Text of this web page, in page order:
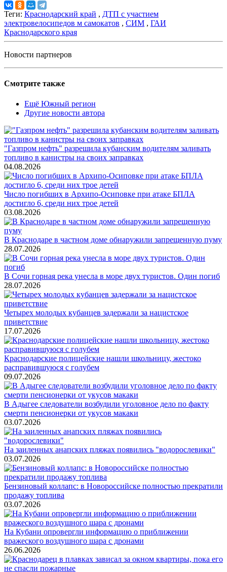
Теги: Краснодарский край , ДТП с участием
электровелосипедов м самокатов , СИМ , ГАИ
Краснодарского края
Новости партнеров
Смотрите также
Ещё Южный регион
Другие новости автора
"Газпром нефть" разрешила кубанским водителям заливать
топливо в канистры на своих заправках
04.08.2026
Число погибших в Архипо-Осиповке при атаке БПЛА
достигло 6, среди них трое детей
03.08.2026
В Краснодаре в частном доме обнаружили запрещенную пуму
28.07.2026
В Сочи горная река унесла в море двух туристов. Один погиб
28.07.2026
Четырех молодых кубанцев задержали за нацистское
приветствие
17.07.2026
Краснодарские полицейские нашли школьницу, жестоко
расправившуюся с голубем
09.07.2026
В Адыгее следователи возбудили уголовное дело по факту
смерти пенсионерки от укусов макаки
03.07.2026
На заиленных анапских пляжах появились "водорослевики"
03.07.2026
Бензиновый коллапс: в Новороссийске полностью прекратили
продажу топлива
03.07.2026
На Кубани опровергли информацию о приближении
вражеского воздушного шара с дронами
26.06.2026